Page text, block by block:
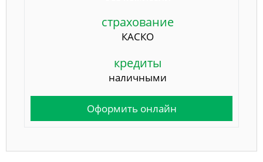
страхование
КАСКО
кредиты
наличными
Оформить онлайн